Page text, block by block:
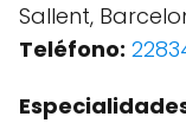
Sallent,
Teléfono: